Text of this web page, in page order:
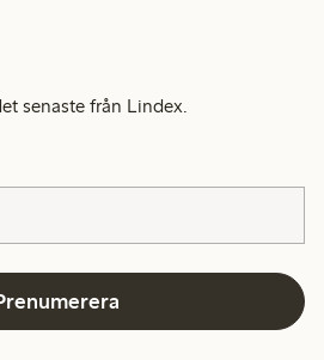
senaste från Lindex.